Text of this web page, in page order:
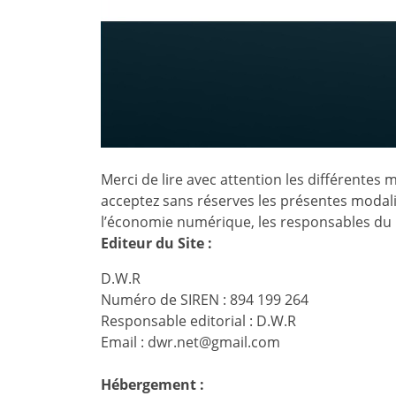
Merci de lire avec attention les différentes
acceptez sans réserves les présentes
l’économie numérique, les responsables
Editeur du Site :
D.W.R
Numéro de SIREN : 894 199 264
Responsable editorial : D.W.R
Email : dwr.net@gmail.com
Hébergement :